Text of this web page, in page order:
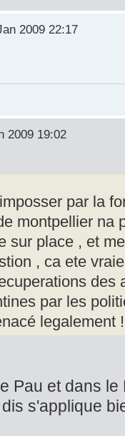
2009 22:17
2009 19:02
par la
montpellier na
sur place , et
, ca ete
des
par les
legalement
Pau et dans
s'applique